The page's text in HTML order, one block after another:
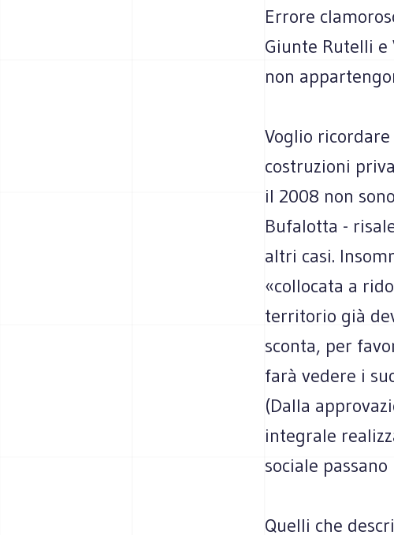
Errore
Giunte Rutelli
non
Voglio
costruzioni
il 2008 non
Bufalotta -
altri casi.
«collocata a
territorio già
sconta, per
farà vedere i
(Dalla
integrale
sociale
Quelli che